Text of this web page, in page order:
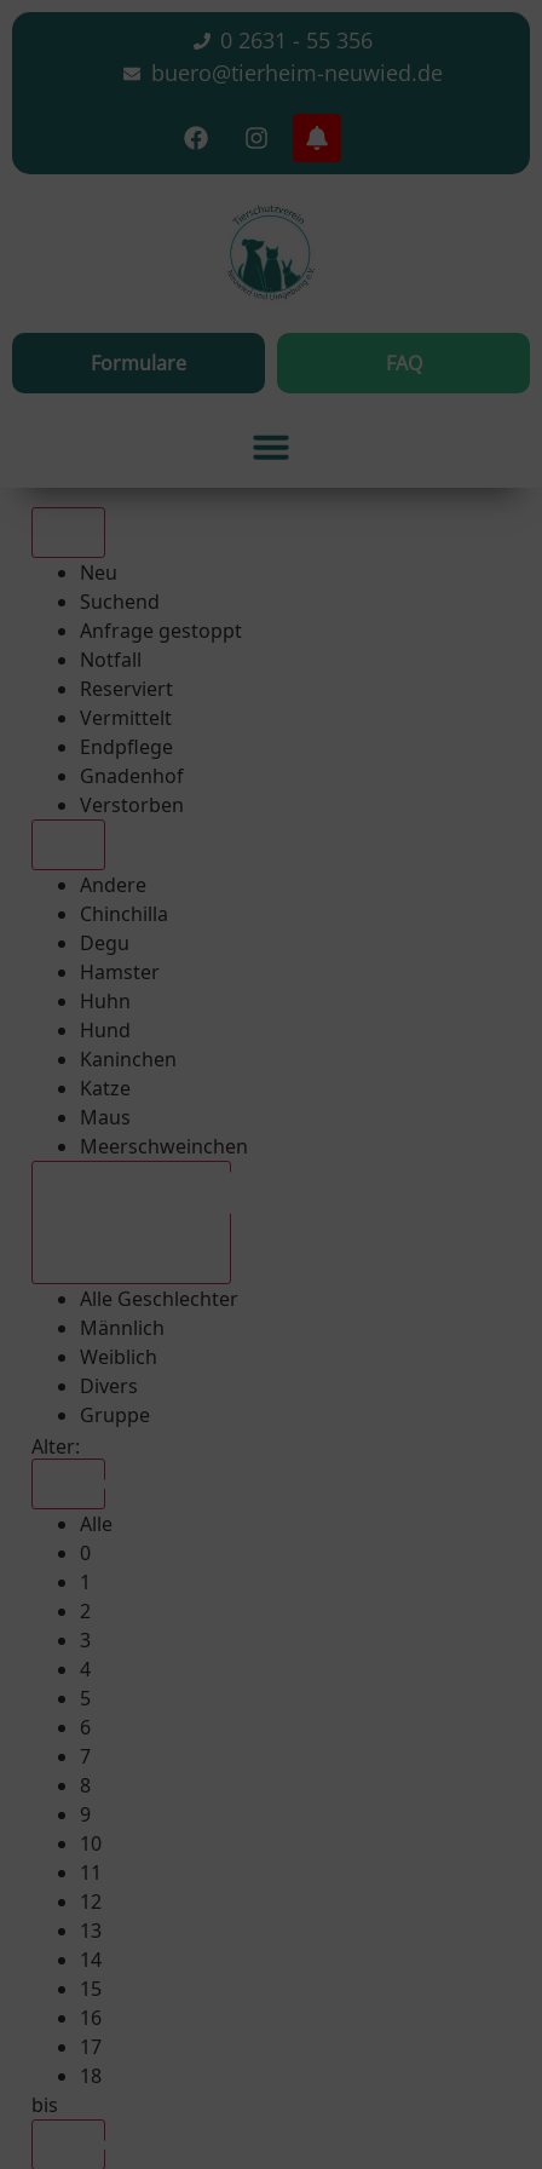
0 2631 - 55 356
buero@tierheim-neuwied.de
Formulare FAQ
Neu
Suchend
Anfrage gestoppt
Notfall
Reserviert
Vermittelt
Endpflege
Gnadenhof
Verstorben
Andere
Chinchilla
Degu
Hamster
Huhn
Hund
Kaninchen
Katze
Maus
Meerschweinchen
Alle Geschlechter
Männlich
Weiblich
Divers
Gruppe
Alter:
Alle
0
1
2
3
4
5
6
7
8
9
10
11
12
13
14
15
16
17
18
bis